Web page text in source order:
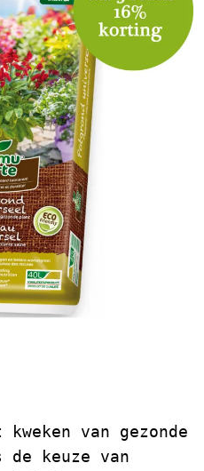
van gezonde
keuze van